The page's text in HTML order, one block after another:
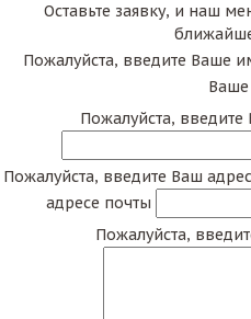
Оставьте заявку, и наш
Пожалуйста, введите Ваше
Пожалуйста,
Пожалуйста, введите Ваш
адресе почты
Пожалуйста,